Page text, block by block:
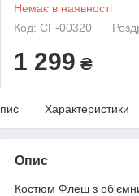
Немає в наявності
Код: CF-00320
1 299 ₴
Характеристики
Опис
Костюм Флеш з